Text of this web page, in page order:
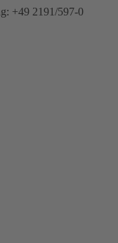
+49 2191/597-0